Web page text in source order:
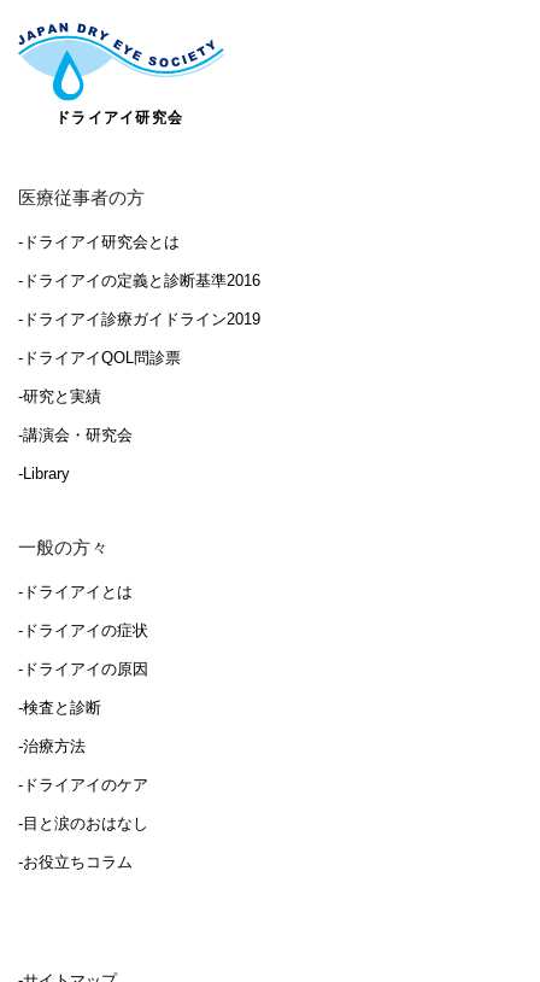
医療従事者の方
-ドライアイ研究会とは
-ドライアイの定義と診断基準2016
-ドライアイ診療ガイドライン2019
-ドライアイQOL問診票
-研究と実績
-講演会・研究会
-Library
一般の方々
-ドライアイとは
-ドライアイの症状
-ドライアイの原因
-検査と診断
-治療方法
-ドライアイのケア
-目と涙のおはなし
-お役立ちコラム